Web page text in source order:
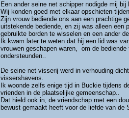
Een ander seine net schipper nodigde mij
Wij konden goed met elkaar opschieten
Zijn vrouw bediende ons aan een prachtige
uitstekende bediende, en zij was alleen een
gebruikte borden te wisselen en een ander
Ik kwam later te weten dat hij een lid was
vrouwen geschapen waren, om de
ondersteunden..
De seine net visserij werd in verhouding
vissershavens.
Ik woonde zelfs enige tijd in Buckie tijdens
vrienden in de plaatselijke gemeenschap..
Dat hield ook in, de vriendschap met een
bewust gemaakt heeft voor de liefde van de